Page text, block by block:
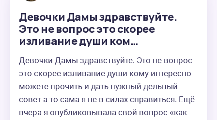
Девочки Дамы здравствуйте.
Это не вопрос это скорее
изливание души ком…
Девочки Дамы здравствуйте. Это не вопрос
это скорее изливание души кому интересно
можете прочить и дать нужный дельный
совет а то сама я не в силах справиться. Ещё
вчера я опубликовывала свой вопрос «как